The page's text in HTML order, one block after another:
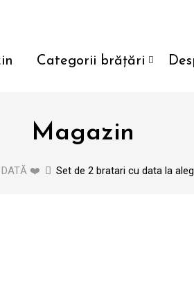
Categorii brățări
Magazin
DATĂ ❤️ Set de 2 bratari cu data la